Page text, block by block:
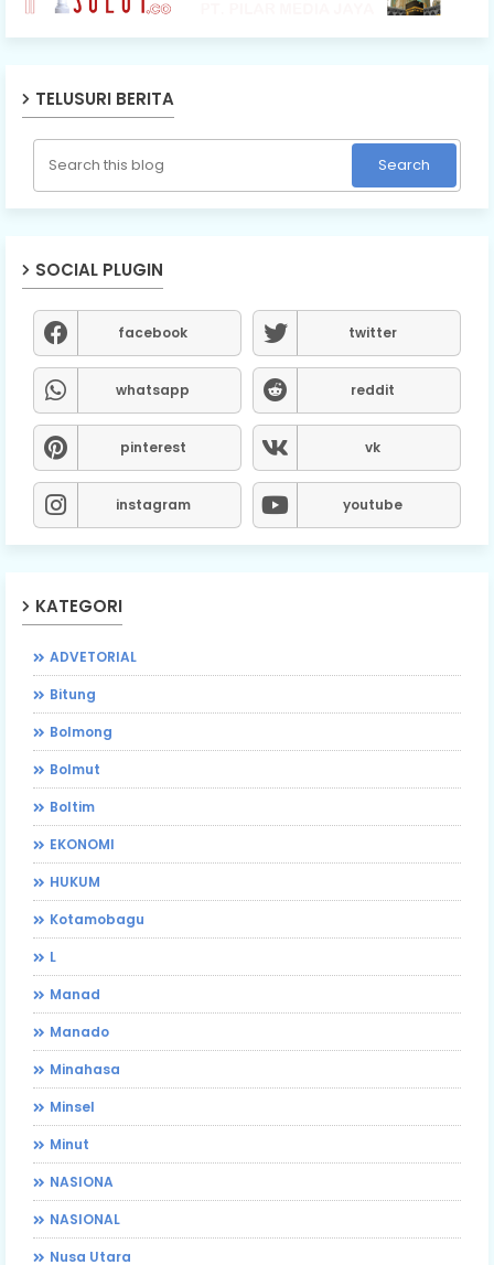
TELUSURI BERITA
SOCIAL PLUGIN
facebook twitter
whatsapp reddit
pinterest vk
instagram youtube
KATEGORI
ADVETORIAL
Bitung
Bolmong
Bolmut
Boltim
EKONOMI
HUKUM
Kotamobagu
L
Manad
Manado
Minahasa
Minsel
Minut
NASIONA
NASIONAL
Nusa Utara